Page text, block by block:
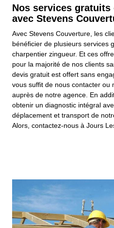
Nos services
avec Stevens
Avec Stevens Couverture, les
bénéficier de plusieurs services
charpentier zingueur. Et ces
pour la majorité de nos clients
devis gratuit est offert sans
vous suffit de nous contacter ou
auprès de notre agence. En
obtenir un diagnostic intégral
déplacement et transport de
Alors, contactez-nous à Jours